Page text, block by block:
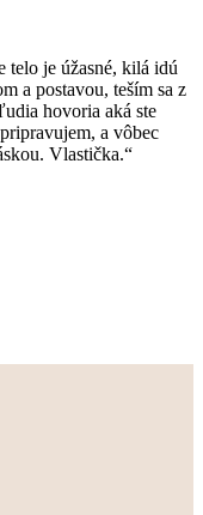
je úžasné, kilá idú
a postavou, teším sa z
hovoria aká ste
a vôbec
Vlastička.“